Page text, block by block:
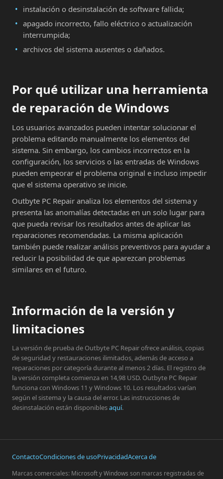
instalación o desinstalación de software fallida;
apagado incorrecto, fallo eléctrico o actualización
interrumpida;
archivos del sistema ausentes o dañados.
Por qué utilizar una herramienta
de reparación de Windows
Los usuarios avanzados pueden intentar solucionar el
problema editando manualmente los elementos del
sistema. Sin embargo, los cambios incorrectos en la
configuración, los servicios o las entradas de Windows
pueden empeorar el problema original e incluso impedir
que el sistema operativo se inicie.
Outbyte PC Repair analiza los elementos del sistema y
presenta las anomalías detectadas en un solo lugar para
que pueda revisar los resultados antes de aplicar las
reparaciones recomendadas. La misma aplicación
también puede realizar análisis preventivos para ayudar a
reducir la posibilidad de que aparezcan problemas
similares en el futuro.
Información de la versión y
limitaciones
La versión de prueba de Outbyte PC Repair ofrece análisis, copias
de seguridad y restauraciones ilimitados, además de acceso a
reparaciones por categoría durante al menos 2 días. El registro de
la versión completa comienza en 14,98 USD. Outbyte PC Repair
funciona con Windows 11 y Windows 10. Los resultados varían
según el sistema y la causa del error. Las instrucciones de
desinstalación están disponiblesaquí.
ContactoCondiciones de usoPrivacidadAcerca de
Marcas comerciales: Microsoft y Windows son marcas registradas de